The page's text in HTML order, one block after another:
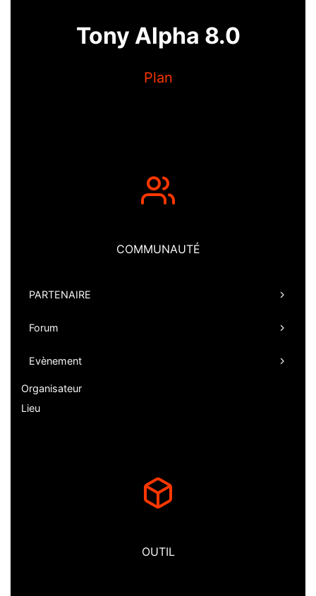
Tony Alpha 8.0
Plan
COMMUNAUTÉ
PARTENAIRE
Forum
Evènement
Organisateur
Lieu
OUTIL